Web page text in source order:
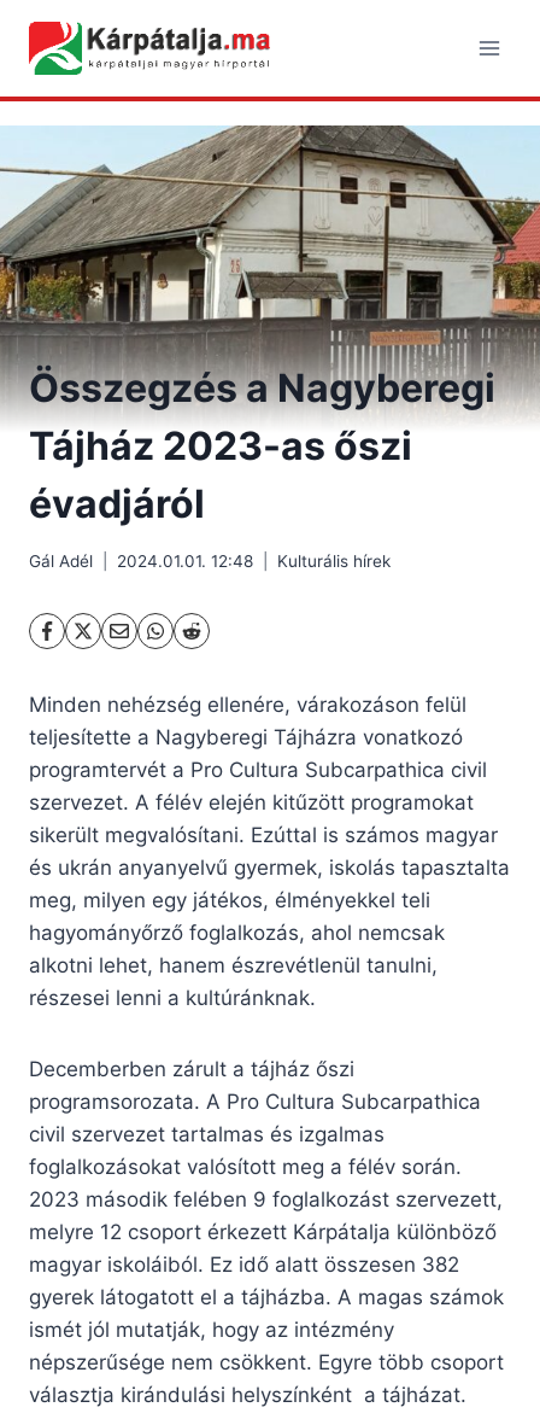
content
Összegzés a Nagyberegi
Tájház 2023-as őszi
évadjáról
Gál Adél 2024.01.01. 12:48 Kulturális hírek
Minden nehézség ellenére, várakozáson felül
teljesítette a Nagyberegi Tájházra vonatkozó
programtervét a Pro Cultura Subcarpathica civil
szervezet. A félév elején kitűzött programokat
sikerült megvalósítani. Ezúttal is számos magyar
és ukrán anyanyelvű gyermek, iskolás tapasztalta
meg, milyen egy játékos, élményekkel teli
hagyományőrző foglalkozás, ahol nemcsak
alkotni lehet, hanem észrevétlenül tanulni,
részesei lenni a kultúránknak.
Decemberben zárult a tájház őszi
programsorozata. A Pro Cultura Subcarpathica
civil szervezet tartalmas és izgalmas
foglalkozásokat valósított meg a félév során.
2023 második felében 9 foglalkozást szervezett,
melyre 12 csoport érkezett Kárpátalja különböző
magyar iskoláiból. Ez idő alatt összesen 382
gyerek látogatott el a tájházba. A magas számok
ismét jól mutatják, hogy az intézmény
népszerűsége nem csökkent. Egyre több csoport
választja kirándulási helyszínként a tájházat.